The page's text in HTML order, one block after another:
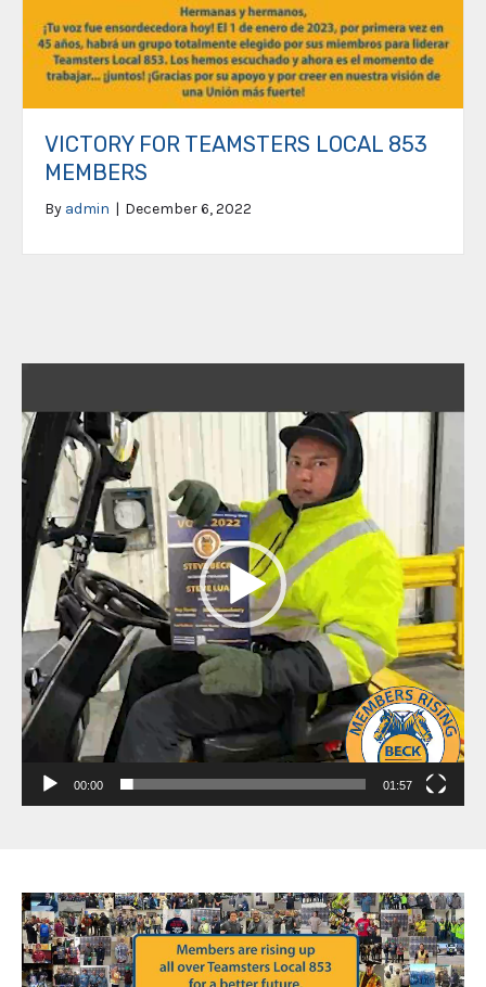
VICTORY FOR TEAMSTERS LOCAL 853
MEMBERS
By admin | December 6, 2022
Player
00:00 01:57